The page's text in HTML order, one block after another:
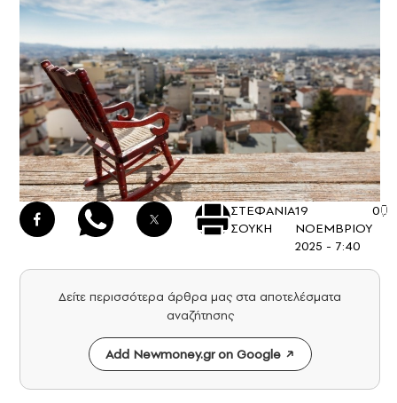
ΣΤΕΦΑΝΙΑ
ΣΟΥΚΗ
19
ΝΟΕΜΒΡΙΟΥ
2025 - 7:40
0
Δείτε περισσότερα άρθρα μας στα αποτελέσματα
αναζήτησης
Add Newmoney.gr on Google